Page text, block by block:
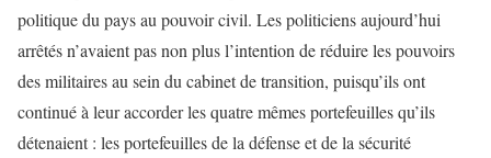
politique du pays au pouvoir civil. Les politiciens aujourd’hui
arrêtés n’avaient pas non plus l’intention de réduire les pouvoirs
des militaires au sein du cabinet de transition, puisqu’ils ont
continué à leur accorder les quatre mêmes portefeuilles qu’ils
détenaient : les portefeuilles de la défense et de la sécurité